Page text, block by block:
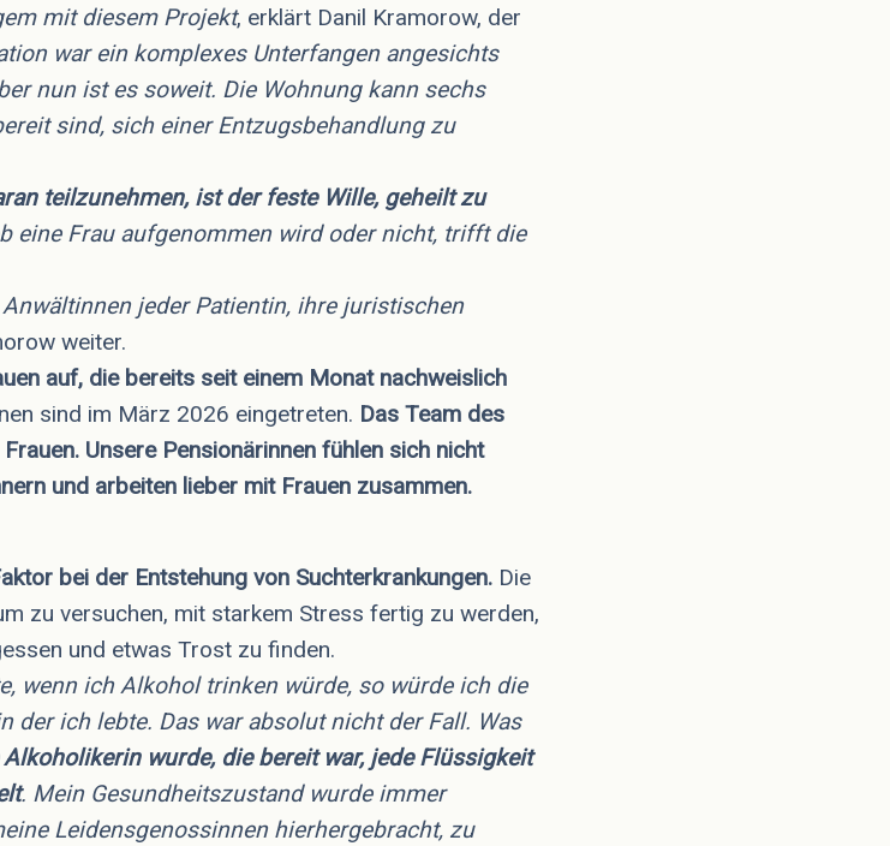
mit diesem Projekt, erklärt Danil Kramorow, der
war ein komplexes Unterfangen angesichts
nun ist es soweit. Die Wohnung kann sechs
sind, sich einer Entzugsbehandlung zu
teilzunehmen, ist der feste Wille, geheilt zu
eine Frau aufgenommen wird oder nicht, trifft die
jeder Patientin, ihre juristischen
weiter.
auf, die bereits seit einem Monat nachweislich
sind im März 2026 eingetreten. Das Team des
Unsere Pensionärinnen fühlen sich nicht
und arbeiten lieber mit Frauen zusammen.
bei der Entstehung von Suchterkrankungen. Die
zu versuchen, mit starkem Stress fertig zu werden,
und etwas Trost zu finden.
wenn ich Alkohol trinken würde, so würde ich die
der ich lebte. Das war absolut nicht der Fall. Was
wurde, die bereit war, jede Flüssigkeit
. Mein Gesundheitszustand wurde immer
Leidensgenossinnen hierhergebracht, zu